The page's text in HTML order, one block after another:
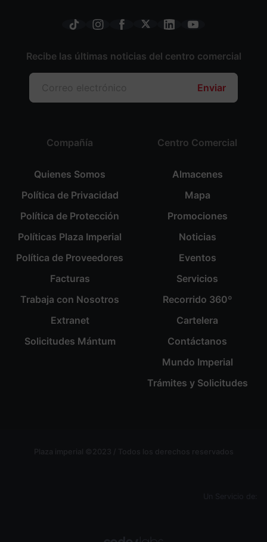
Compañía
Quienes Somos
Política de Privacidad
Política de Protección
Políticas Plaza Imperial
Política de Proveedores
Facturas
Trabaja con Nosotros
Extranet
Solicitudes Mántum
Centro Comercial
Almacenes
Mapa
Promociones
Noticias
Eventos
Servicios
Recorrido 360º
Cartelera
Contáctanos
Mundo Imperial
Trámites y Solicitudes
Recibe las últimas noticias del centro comercial
Enviar
Plaza imperial ©2023 / Todos los derechos reservados
Un Servicio de: